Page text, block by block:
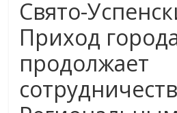
Свято-
Приход
продолжает